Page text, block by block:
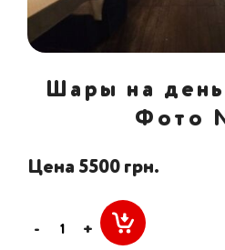
Шары на
Фото
Цена 5500 грн.
- +